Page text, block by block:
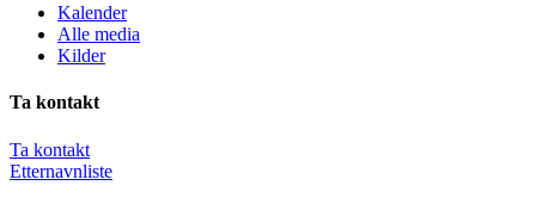
Kalender
Alle media
Kilder
Ta kontakt
Ta kontakt
Etternavnliste